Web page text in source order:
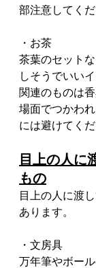
部注意してくだ
・お茶
茶葉のセット
しそうでいい
関連のものは
場面でつかわ
には避けてくだ
目上の人に
もの
目上の人に渡
あります。
・文房具
万年筆やボー